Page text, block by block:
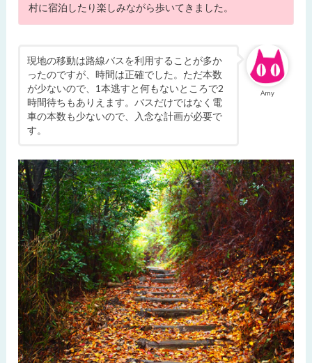
村に宿泊したり楽しみながら歩いてきました。
Amy
現地の移動は路線バスを利用することが多か
ったのですが、時間は正確でした。ただ本数
が少ないので、1本逃すと何もないところで2
時間待ちもありえます。バスだけではなく電
車の本数も少ないので、入念な計画が必要で
す。